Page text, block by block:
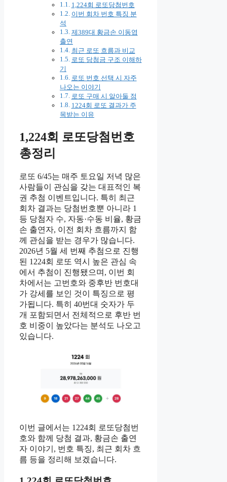
1,224회 로또당첨번호
이번 회차 번호 특징 분
석
제389대 황금손 이동엽
출연
최근 로또 흐름과 비교
로또 당첨금 구조 이해하
기
로또 번호 선택 시 자주
나오는 이야기
로또 구매 시 알아둘 점
1224회 로또 결과가 주
목받는 이유
1,224회 로또당첨번호
총정리
로또 6/45는 매주 토요일 저녁 많은
사람들이 관심을 갖는 대표적인 복
권 추첨 이벤트입니다. 특히 최근
회차 결과는 당첨번호뿐 아니라 1
등 당첨자 수, 자동·수동 비율, 황금
손 출연자, 이전 회차 흐름까지 함
께 관심을 받는 경우가 많습니다.
2026년 5월 세 번째 추첨으로 진행
된 1224회 로또 역시 높은 관심 속
에서 추첨이 진행됐으며, 이번 회
차에서는 고번호와 중후반 번호대
가 강세를 보인 것이 특징으로 평
가됩니다. 특히 40번대 숫자가 두
개 포함되면서 전체적으로 후반 번
호 비중이 높았다는 분석도 나오고
있습니다.
이번 글에서는 1224회 로또당첨번
호와 함께 당첨 결과, 황금손 출연
자 이야기, 번호 특징, 최근 회차 흐
름 등을 정리해 보겠습니다.